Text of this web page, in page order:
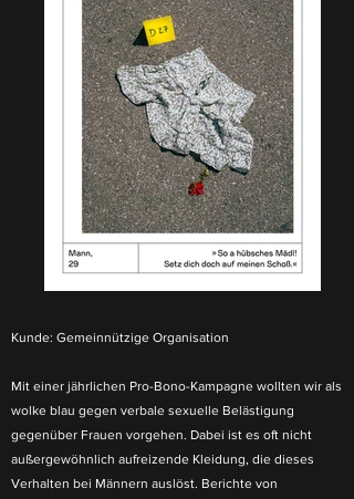
Kunde: Gemeinnützige Organisation
Mit einer jährlichen Pro-Bono-Kampagne wollten wir als
wolke blau gegen verbale sexuelle Belästigung
gegenüber Frauen vorgehen. Dabei ist es oft nicht
außergewöhnlich aufreizende Kleidung, die dieses
Verhalten bei Männern auslöst. Berichte von